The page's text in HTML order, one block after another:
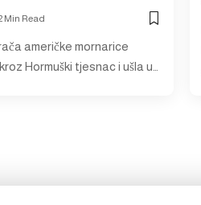
Min Read
američke mornarice
Hormuški tjesnac i ušla u…